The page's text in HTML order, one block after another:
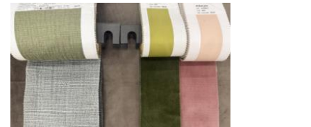
товара от нашего склада непосредственно к
месту назначения с соблюдением сроков
Профессиональная выгрузка—
квалифицированные грузчики
осуществляют разгрузку с применением
специального оборудования и техники